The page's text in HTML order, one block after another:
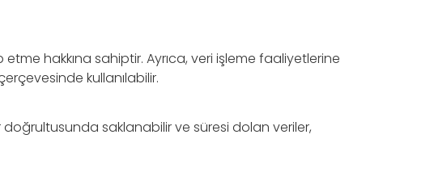
etme hakkına sahiptir. Ayrıca, veri işleme faaliyetlerine
kullanılabilir.
doğrultusunda saklanabilir ve süresi dolan veriler,